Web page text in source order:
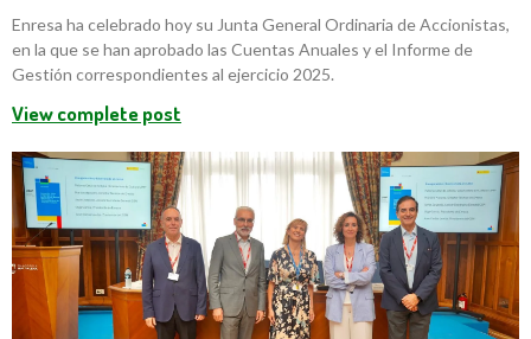
Enresa ha celebrado hoy su Junta General Ordinaria de Accionistas,
en la que se han aprobado las Cuentas Anuales y el Informe de
Gestión correspondientes al ejercicio 2025.
View complete post